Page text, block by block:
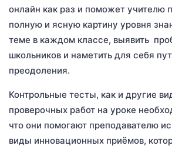
онлайн как раз и поможет учителю
полную и ясную картину уровня
теме в каждом классе, выявить
школьников и наметить для себя
преодоления.
Контрольные тесты, как и другие
проверочных работ на уроке
что они помогают преподавателю
виды инновационных приёмов,